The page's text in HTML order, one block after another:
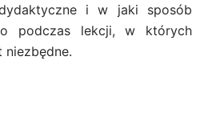
i w jaki sposób
podczas lekcji, w których
niezbędne.